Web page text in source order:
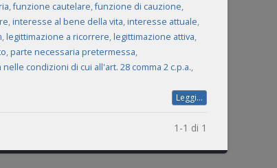
,funzione cautelare,funzione di cauzione,
,interesse al bene della vita,interesse attuale,
,legittimazione a ricorrere,legittimazione attiva,
,parte necessaria pretermessa,
condizioni di cui all'art. 28 comma 2 c.p.a.,
Leggi...
1-1 di 1